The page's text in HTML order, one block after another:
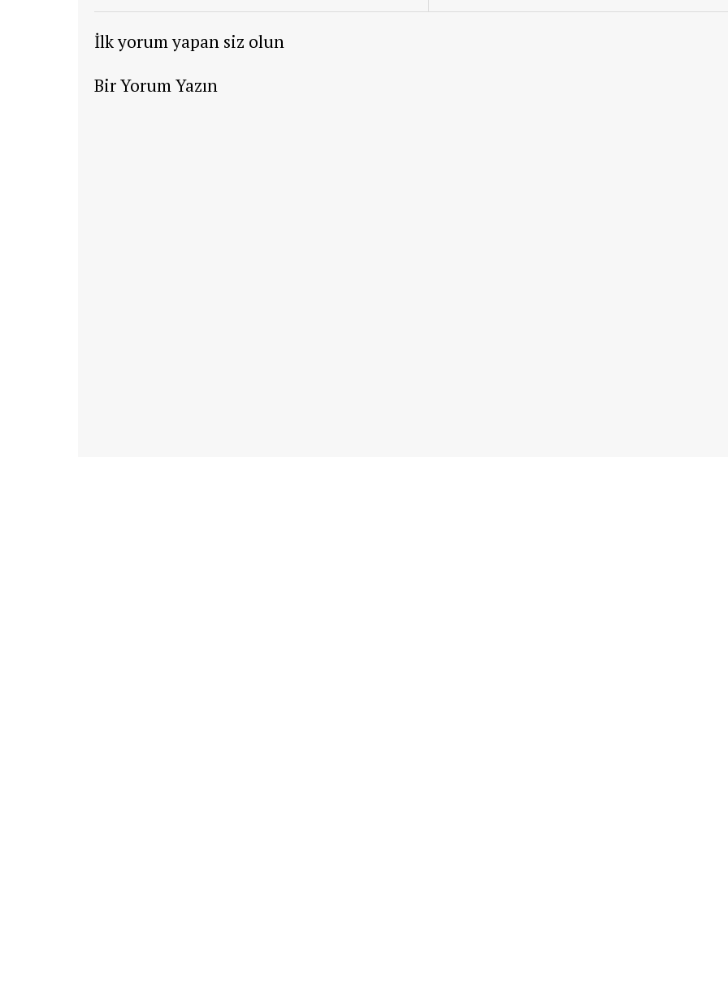
İlk yorum yapan siz olun
Bir Yorum Yazın